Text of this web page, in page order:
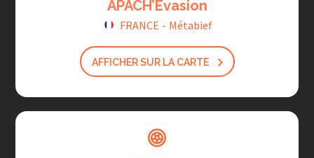
APACH’Evasion
FRANCE - Métabief
AFFICHER SUR LA CARTE